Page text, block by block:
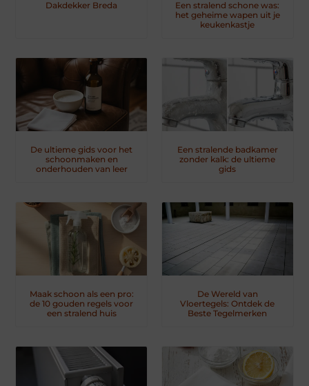
Dakdekker Breda
Een stralend schone was:
het geheime wapen uit je
keukenkastje
De ultieme gids voor het
schoonmaken en
onderhouden van leer
Een stralende badkamer
zonder kalk: de ultieme
gids
Maak schoon als een pro:
de 10 gouden regels voor
een stralend huis
De Wereld van
Vloertegels: Ontdek de
Beste Tegelmerken